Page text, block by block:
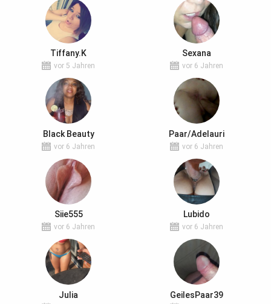
Tiffany.K
vor 5 Jahren
Sexana
vor 6 Jahren
Black Beauty
vor 6 Jahren
Paar/Adelauri
vor 6 Jahren
Siie555
vor 6 Jahren
Lubido
vor 6 Jahren
Julia GeilesPaar39